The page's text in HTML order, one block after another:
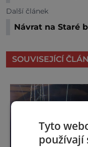
Další článek
Návrat na Staré
SOUVISEJÍCÍ
Tyto
používají